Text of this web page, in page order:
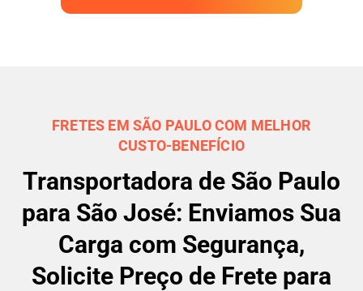
FRETES EM SÃO PAULO COM MELHOR
CUSTO-BENEFÍCIO
Transportadora de São Paulo
para São José: Enviamos Sua
Carga com Segurança,
Solicite Preço de Frete para